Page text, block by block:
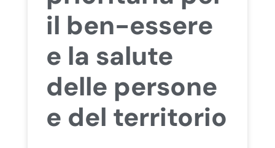
il ben-essere
e la salute
delle persone
e del territorio